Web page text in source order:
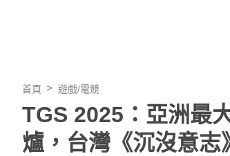
首頁 遊戲/電競
TGS 2025：亞洲最
爐，台灣《沉沒意